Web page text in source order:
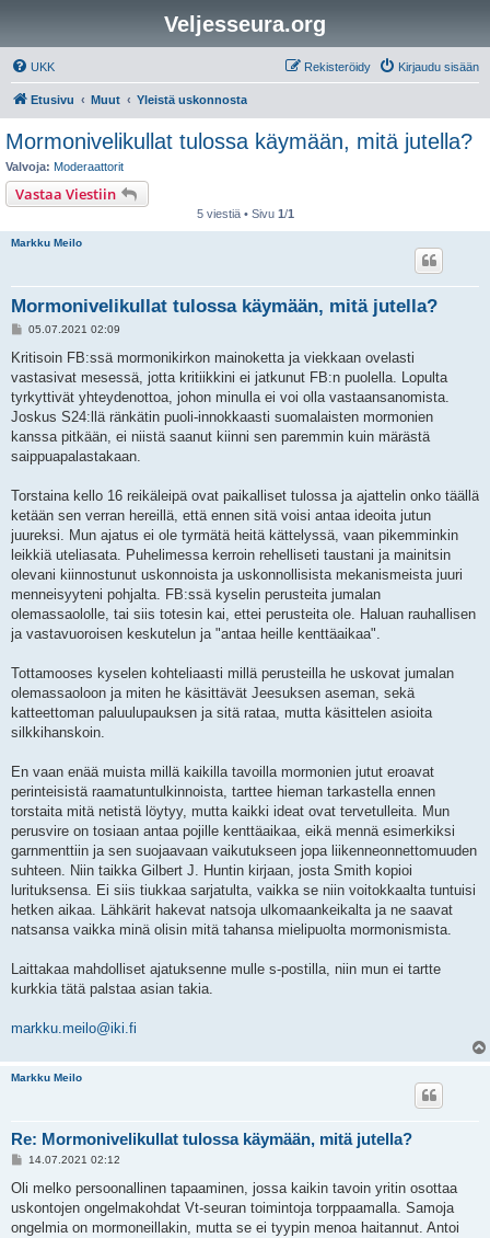
Veljesseura.org
UKK Kirjaudu sisään
Rekisteröidy
Etusivu Muut Yleistä uskonnosta
Mormonivelikullat tulossa käymään, mitä jutella?
Valvoja: Moderaattorit
Vastaa Viestiin
5 viestiä • Sivu 1/1
Markku Meilo
Mormonivelikullat tulossa käymään, mitä jutella?
V
e
t
i
05.07.2021 02:09
Kritisoin FB:ssä mormonikirkon mainoketta ja viekkaan ovelasti
vastasivat mesessä, jotta kritiikkini ei jatkunut FB:n puolella. Lopulta
tyrkyttivät yhteydenottoa, johon minulla ei voi olla vastaansanomista.
Joskus S24:llä ränkätin puoli-innokkaasti suomalaisten mormonien
kanssa pitkään, ei niistä saanut kiinni sen paremmin kuin märästä
saippuapalastakaan.
Torstaina kello 16 reikäleipä ovat paikalliset tulossa ja ajattelin onko täällä
ketään sen verran hereillä, että ennen sitä voisi antaa ideoita jutun
juureksi. Mun ajatus ei ole tyrmätä heitä kättelyssä, vaan pikemminkin
leikkiä uteliasata. Puhelimessa kerroin rehelliseti taustani ja mainitsin
olevani kiinnostunut uskonnoista ja uskonnollisista mekanismeista juuri
menneisyyteni pohjalta. FB:ssä kyselin perusteita jumalan
olemassaololle, tai siis totesin kai, ettei perusteita ole. Haluan rauhallisen
ja vastavuoroisen keskutelun ja "antaa heille kenttäaikaa".
Tottamooses kyselen kohteliaasti millä perusteilla he uskovat jumalan
olemassaoloon ja miten he käsittävät Jeesuksen aseman, sekä
katteettoman paluulupauksen ja sitä rataa, mutta käsittelen asioita
silkkihanskoin.
En vaan enää muista millä kaikilla tavoilla mormonien jutut eroavat
perinteisistä raamatuntulkinnoista, tarttee hieman tarkastella ennen
torstaita mitä netistä löytyy, mutta kaikki ideat ovat tervetulleita. Mun
perusvire on tosiaan antaa pojille kenttäaikaa, eikä mennä esimerkiksi
garnmenttiin ja sen suojaavaan vaikutukseen jopa liikenneonnettomuuden
suhteen. Niin taikka Gilbert J. Huntin kirjaan, josta Smith kopioi
lurituksensa. Ei siis tiukkaa sarjatulta, vaikka se niin voitokkaalta tuntuisi
hetken aikaa. Lähkärit hakevat natsoja ulkomaankeikalta ja ne saavat
natsansa vaikka minä olisin mitä tahansa mielipuolta mormonismista.
Laittakaa mahdolliset ajatuksenne mulle s-postilla, niin mun ei tartte
kurkkia tätä palstaa asian takia.
markku.meilo@iki.fi
Markku Meilo
Re: Mormonivelikullat tulossa käymään, mitä jutella?
V
e
t
i
14.07.2021 02:12
Oli melko persoonallinen tapaaminen, jossa kaikin tavoin yritin osottaa
uskontojen ongelmakohdat Vt-seuran toimintoja torppaamalla. Samoja
ongelmia on mormoneillakin, mutta se ei tyypin menoa haitannut. Antoi